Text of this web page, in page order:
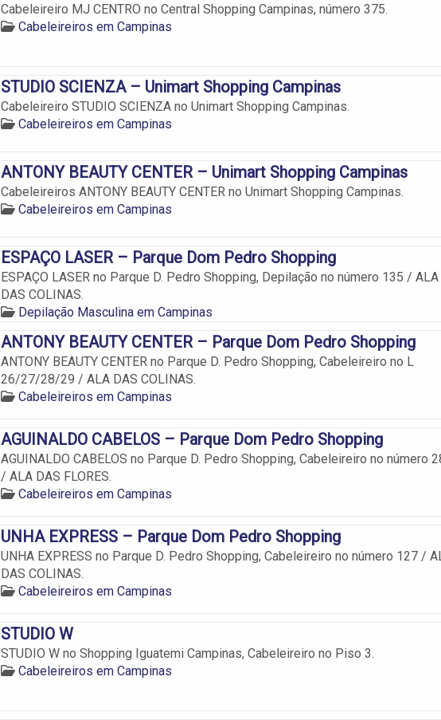
Cabeleireiro MJ CENTRO no Central Shopping Campinas, número 375.
Cabeleireiros em Campinas
STUDIO SCIENZA – Unimart Shopping Campinas
Cabeleireiro STUDIO SCIENZA no Unimart Shopping Campinas.
Cabeleireiros em Campinas
ANTONY BEAUTY CENTER – Unimart Shopping Campinas
Cabeleireiros ANTONY BEAUTY CENTER no Unimart Shopping Campinas.
Cabeleireiros em Campinas
ESPAÇO LASER – Parque Dom Pedro Shopping
ESPAÇO LASER no Parque D. Pedro Shopping, Depilação no número 135 / ALA
DAS COLINAS.
Depilação Masculina em Campinas
ANTONY BEAUTY CENTER – Parque Dom Pedro Shopping
ANTONY BEAUTY CENTER no Parque D. Pedro Shopping, Cabeleireiro no L
26/27/28/29 / ALA DAS COLINAS.
Cabeleireiros em Campinas
AGUINALDO CABELOS – Parque Dom Pedro Shopping
AGUINALDO CABELOS no Parque D. Pedro Shopping, Cabeleireiro no número
/ ALA DAS FLORES.
Cabeleireiros em Campinas
UNHA EXPRESS – Parque Dom Pedro Shopping
UNHA EXPRESS no Parque D. Pedro Shopping, Cabeleireiro no número 127 /
DAS COLINAS.
Cabeleireiros em Campinas
STUDIO W
STUDIO W no Shopping Iguatemi Campinas, Cabeleireiro no Piso 3.
Cabeleireiros em Campinas